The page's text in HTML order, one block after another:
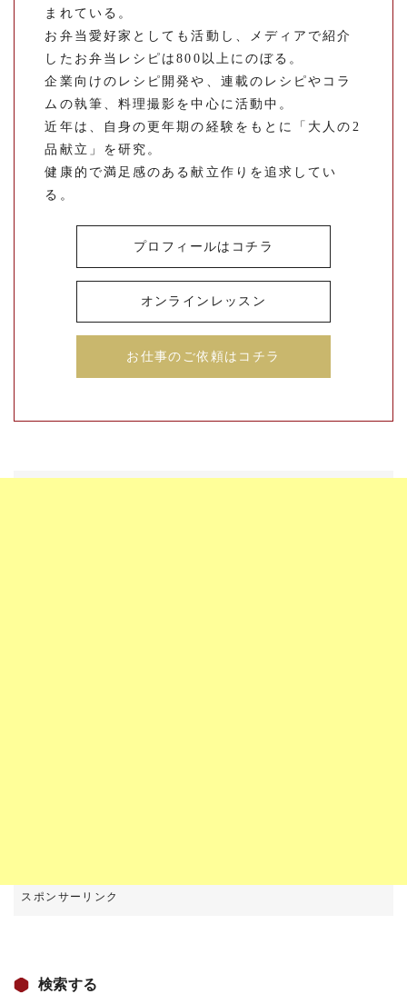
まれている。
お弁当愛好家としても活動し、メディアで紹介
したお弁当レシピは800以上にのぼる。
企業向けのレシピ開発や、連載のレシピやコラ
ムの執筆、料理撮影を中心に活動中。
近年は、自身の更年期の経験をもとに「大人の2
品献立」を研究。
健康的で満足感のある献立作りを追求してい
る。
プロフィールはコチラ
オンラインレッスン
お仕事のご依頼はコチラ
検索する